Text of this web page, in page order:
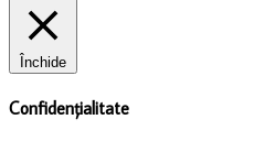
Închide
Confidențialitate